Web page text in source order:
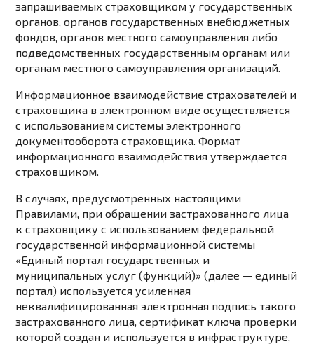
запрашиваемых страховщиком у государственных
органов, органов государственных внебюджетных
фондов, органов местного самоуправления либо
подведомственных государственным органам или
органам местного самоуправления организаций.
Информационное взаимодействие страхователей и
страховщика в электронном виде осуществляется
с использованием системы электронного
документооборота страховщика. Формат
информационного взаимодействия утверждается
страховщиком.
В случаях, предусмотренных настоящими
Правилами, при обращении застрахованного лица
к страховщику с использованием федеральной
государственной информационной системы
«Единый портал государственных и
муниципальных услуг (функций)» (далее — единый
портал) используется усиленная
неквалифицированнаяэлектронная подпись такого
застрахованного лица, сертификат ключа проверки
которой создан и используется в инфраструктуре,